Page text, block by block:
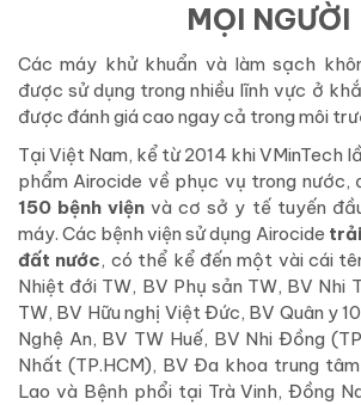
MỌI NGƯỜI
Các máy khử khuẩn và làm sạch
được sử dụng trong nhiều lĩnh vực ở
được đánh giá cao ngay cả trong môi
Tại Việt Nam, kể từ 2014 khi VMinTech
phẩm Airocide về phục vụ trong nước,
150 bệnh viện và cơ sở y tế tuyến
máy. Các bệnh viện sử dụng Airocide
đất nước, có thể kể đến một vài cái
Nhiệt đới TW, BV Phụ sản TW, BV Nhi
TW, BV Hữu nghị Việt Đức, BV Quân y
Nghệ An, BV TW Huế, BV Nhi Đồng
Nhất (TP.HCM), BV Đa khoa trung
Lao và Bệnh phổi tại Trà Vinh, Đồng